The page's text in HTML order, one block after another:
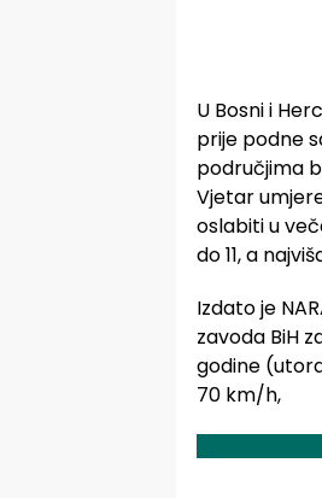
U Bosni i
prije podne
područjima
Vjetar
oslabiti u
do 11, a
Izdato je
zavoda BiH
godine
70 km/h,